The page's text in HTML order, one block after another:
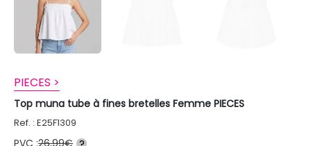
PIECES >
Top muna tube à fines bretelles Femme PIECES
Ref. : E25F1309
PVC :26,99€